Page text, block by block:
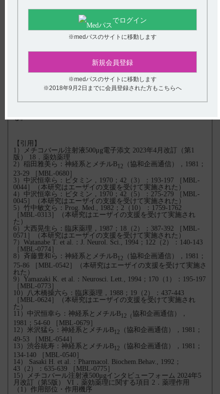
せる。
欠乏ラットに対し本剤を投与することによって、
赤血球数、ヘモグロビン、ヘマトクリット値の低下を速やかに
回復させる。
【関連情報】
インタビューフォームには、作用部位に関する以下の記載があ
■作用部位（引用15）
物質が神経組織へ移行するためには、脳血管関門を通過する必
官へよく移行する。
る。
【引用】
1）メチコバール注射液500μg電子添文 2023年4月改訂（第1
版） 18．薬効薬理
2）稲田雅美ら：神経系とメチルB12
（協和企画通信），1981；
23-29 ［MBL-0680］
3）中沢恒幸ら：ビタミン，1970；42（3）：193-197 ［MBL-
0044］（本研究はエーザイの支援を受けて実施された）
4）中沢恒幸ら：ビタミン，1970；42（5）：275-279 ［MBL-
0045］（本研究はエーザイの支援を受けて実施された）
5）竹中敏文ら：Prog. Med., 1982；2（10）：1759-1762
［MBL-0313］（本研究はエーザイの支援を受けて実施され
た）
6）大西晃生ら：臨床薬理，1987；18（2）：387-392 ［MBL-
0571］（本研究はエーザイの支援を受けて実施された）
7）Watanabe T. et al.：J. Neurol. Sci., 1994；122（2）：140-143
［MBL-0774］
8）斉藤豊和ら：神経系とメチルB12
（協和企画通信），1981；
75-86 ［MBL-0542］（本研究はエーザイの支援を受けて実施さ
れた）
9）Yamazaki K. et al.：Neurosci. Lett., 1994；170（1）：195-197
［MBL-0773］
10）八木橋操六ら：臨床薬理，1988；19（2）：437-443
［MBL-0624］（本研究はエーザイの支援を受けて実施され
た）
11）中沢恒幸ら：神経系とメチルB12（協和企画通信），
1981；54-60 ［MBL-0679］
12）米沢猛ら：神経系とメチルB12
（協和企画通信），1981；
49-53 ［MBL-0544］
13）渋谷統寿：神経系とメチルB12
（協和企画通信），1981；
134-140 ［MBL-0540］
14） Sasaki H. et al.：Pharmacol. Biochem.Behav., 1992；
43（2）：635-639 ［MBL-0775］
15）メチコバール注射液500μgインタビューフォーム 2024年5
月改訂（第5版） VI．薬効薬理に関する項目 2．薬理作用
（1）作用部位・作用機序
でログイン
※medパスのサイトに移動します
新規会員登録
※medパスのサイトに移動します
※2018年9月2日までに会員登録された方もこちらへ